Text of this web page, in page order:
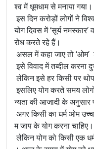
श्व में धूमधाम से मनाया गया।
इस दिन करोड़ों लोगों ने
योग दिवस में ‘सूर्य
रोध करते रहे हैं।
असल में कहा जाए तो
इसे विवाद में तब्दील करना
लेकिन इसे हर किसी पर
इसलिए योग करते समय
न्यता की आजादी के अनुसार
अगर किसी का धर्म ओम
म जाप के योग करना चाहिए।
लेकिन योग को किसी एक